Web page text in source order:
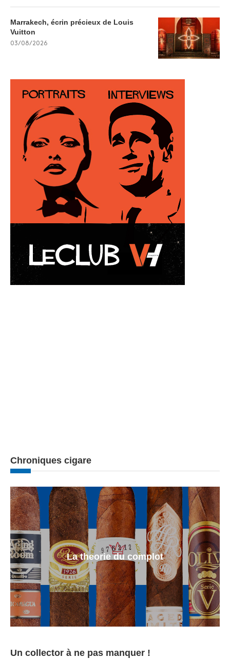
Marrakech, écrin précieux de Louis
Vuitton
03/08/2026
Chroniques cigare
La theorie du complot
Un collector à ne pas manquer !